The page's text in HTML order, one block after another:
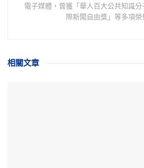
電子媒體，曾獲「華人百大公共知識分
際新聞自由獎」等多項榮
相關文章